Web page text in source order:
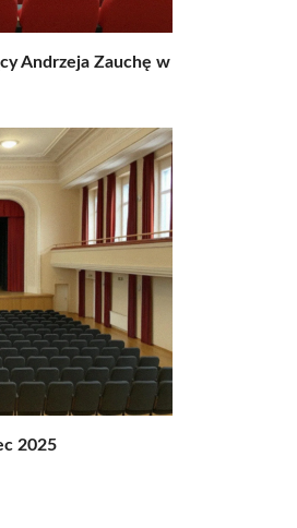
Andrzeja Zauchę w
2025